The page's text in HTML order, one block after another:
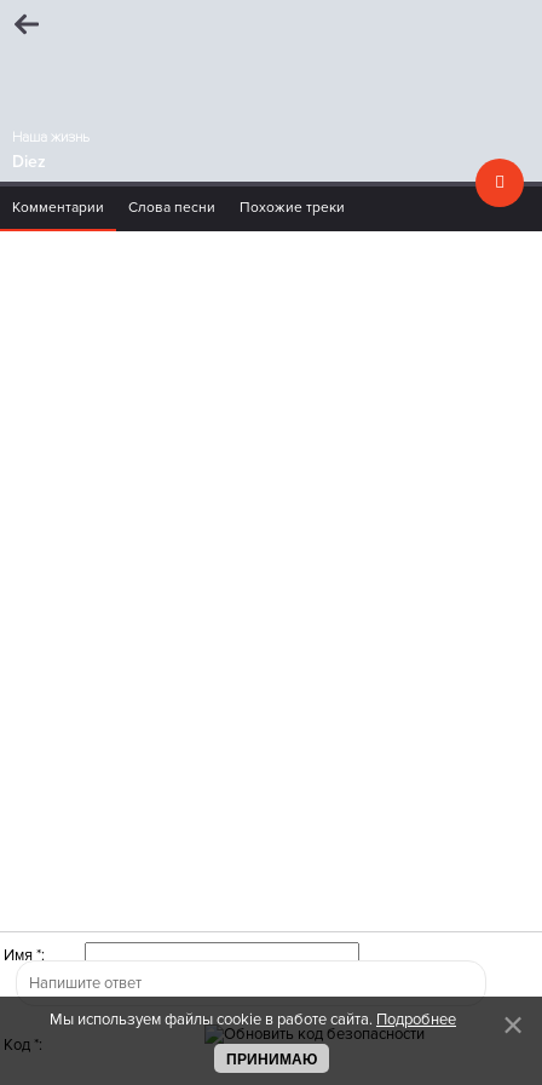
Наша жизнь
Diez
Комментарии Слова песни Похожие треки
Имя *:
Код *:
Мы используем файлы cookie в работе сайта. Подробнее
ПРИНИМАЮ